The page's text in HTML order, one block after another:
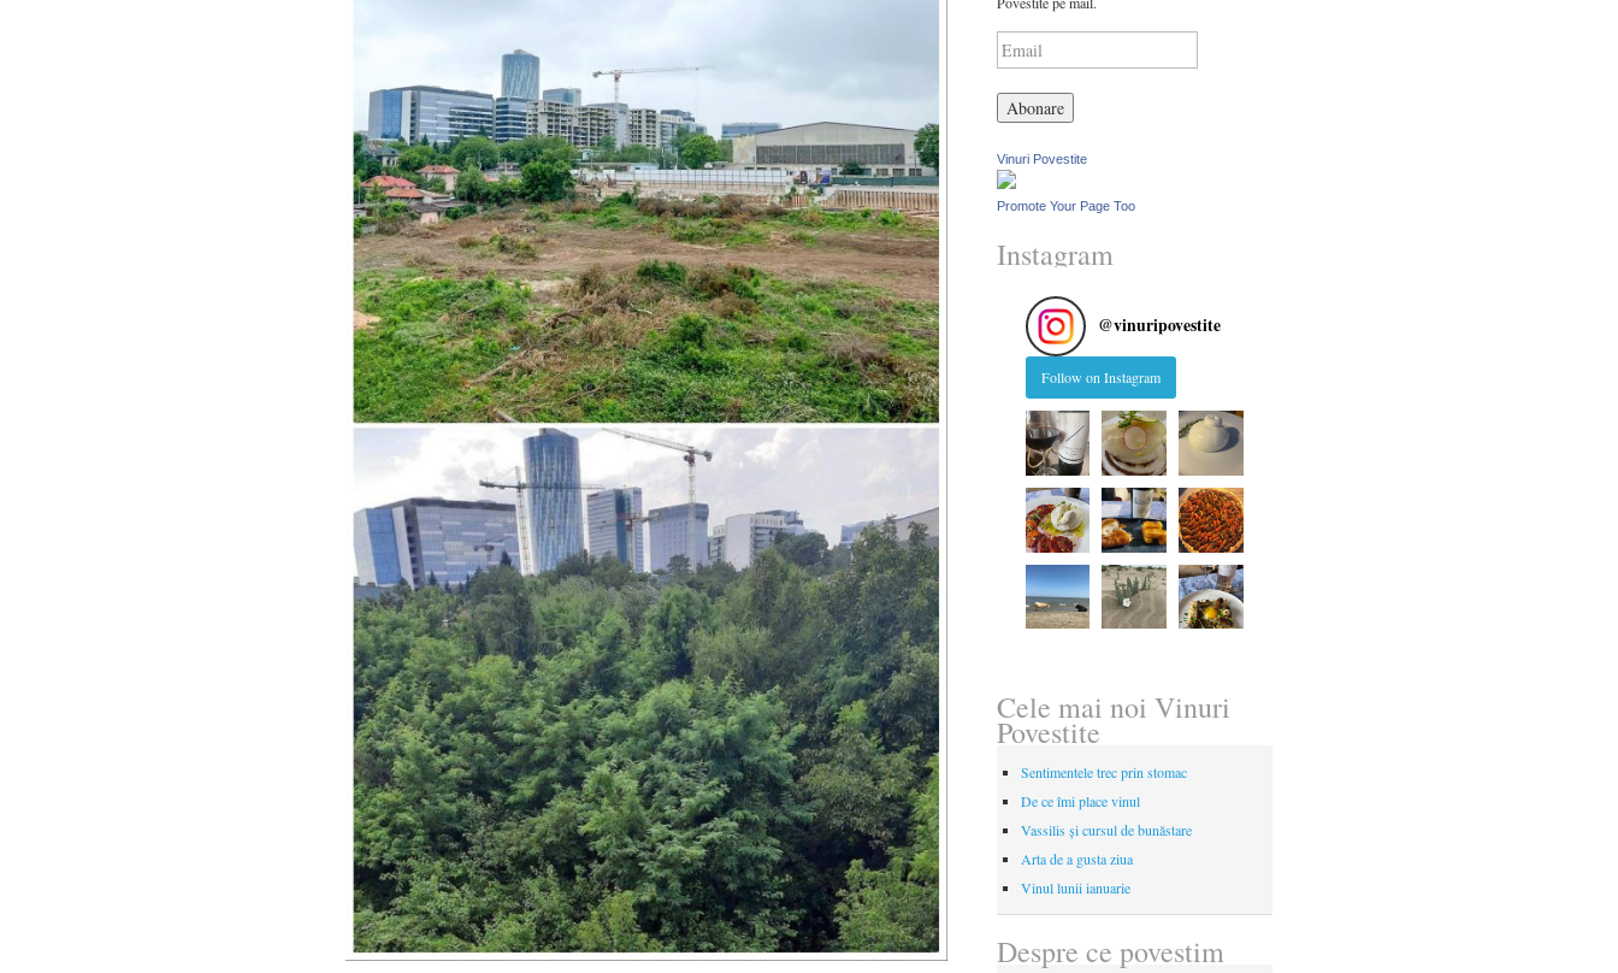
Vinuri Povestite
Promote Your Page Too
Instagram
@vinuripovestite
Follow on Instagram
Cele mai noi Vinuri
Povestite
Sentimentele trec prin stomac
De ce îmi place vinul
Vassilis și cursul de bunăstare
Arta de a gusta ziua
Vinul lunii ianuarie
Despre ce povestim